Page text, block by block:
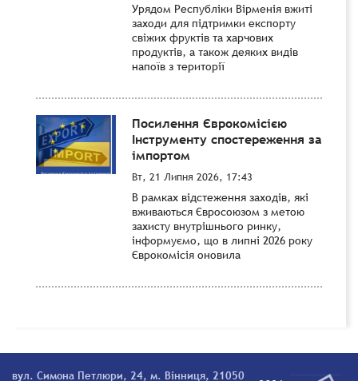
Урядом Республіки Вірменія вжиті
заходи для підтримки експорту
свіжих фруктів та харчових
продуктів, а також деяких видів
напоїв з території
Посилення Єврокомісією
Інструменту спостереження за
імпортом
Вт, 21 Липня 2026, 17:43
В рамках відстеження заходів, які
вживаються Євросоюзом з метою
захисту внутрішнього ринку,
інформуємо, що в липні 2026 року
Єврокомісія оновила
вул. Симона Петлюри, 24, м. Вінниця, 21050